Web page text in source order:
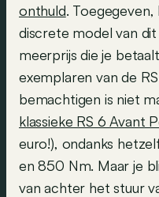
onthuld.
discrete model van
meerprijs die je
exemplaren van de
bemachtigen is niet
klassieke RS 6 Avant
euro!), ondanks
en 850 Nm. Maar je
van achter het stuur